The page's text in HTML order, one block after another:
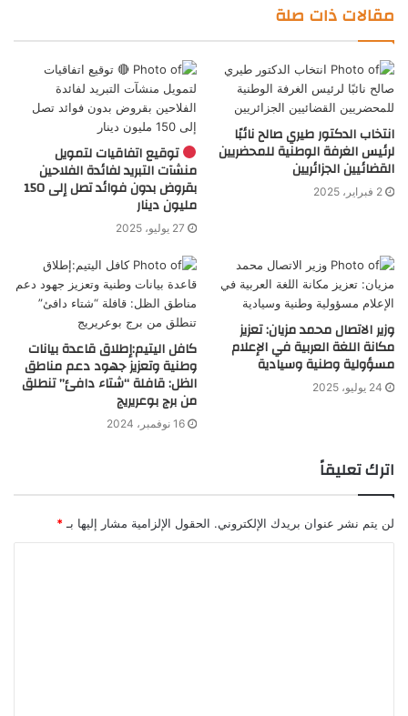
مقالات ذات صلة
انتخاب الدكتور طيري صالح نائبًا
لرئيس الغرفة الوطنية للمحضريين
القضائيين الجزائريين
2 فبراير، 2025
توقيع اتفاقيات لتمويل
منشآت التبريد لفائدة الفلاحين
بقروض بدون فوائد تصل إلى 150
مليون دينار
27 يوليو، 2025
وزير الاتصال محمد مزيان: تعزيز
مكانة اللغة العربية في الإعلام
مسؤولية وطنية وسيادية
24 يوليو، 2025
كافل اليتيم:إطلاق قاعدة بيانات
وطنية وتعزيز جهود دعم مناطق
الظل: قافلة “شتاء دافئ” تنطلق
من برج بوعريريج
16 نوفمبر، 2024
اترك تعليقاً
لن يتم نشر عنوان بريدك الإلكتروني. الحقول الإلزامية مشار إليها بـ *